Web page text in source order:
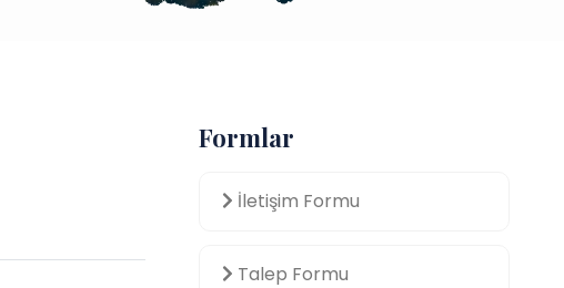
Formlar
İletişim Formu
Talep Formu